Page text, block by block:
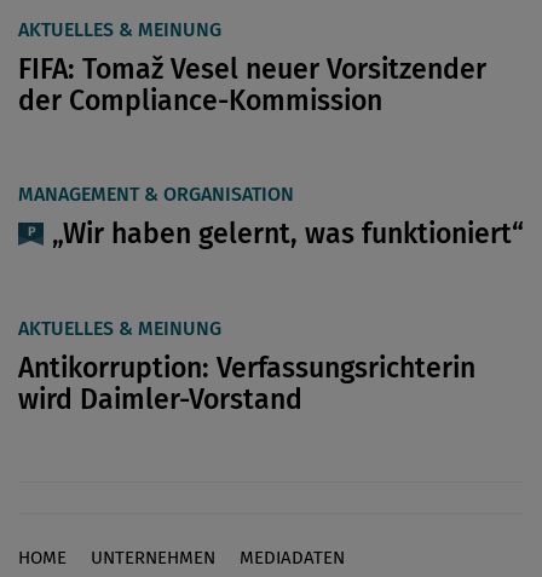
AKTUELLES & MEINUNG
FIFA: Tomaž Vesel neuer Vorsitzender
der Compliance-Kommission
MANAGEMENT & ORGANISATION
„Wir haben gelernt, was funktioniert“
AKTUELLES & MEINUNG
Antikorruption: Verfassungsrichterin
wird Daimler-Vorstand
Footer
HOME UNTERNEHMEN
MEDIADATEN